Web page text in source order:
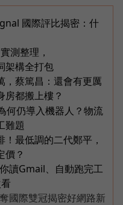
國際評比揭密：什
測整理，
架構全打包
，蔡篤昌：還會有更厲
房都搬上樓？
何仍導入機器人？物流
難題
最低調的二代鄭平，
價？
讀Gmail、自動跑完工
國際雙冠揭密好網路新